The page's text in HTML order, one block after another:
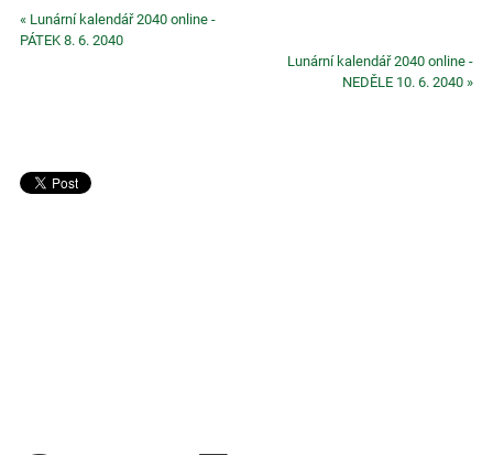
« Lunární kalendář 2040 online -
PÁTEK 8. 6. 2040
Lunární kalendář 2040 online -
NEDĚLE 10. 6. 2040 »